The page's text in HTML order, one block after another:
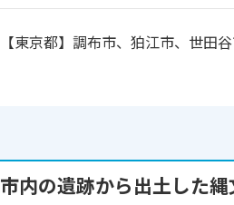
【東京都】調布市、狛江市、世田
市内の遺跡から出土した縄